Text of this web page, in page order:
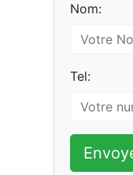
Nom:
Tel: